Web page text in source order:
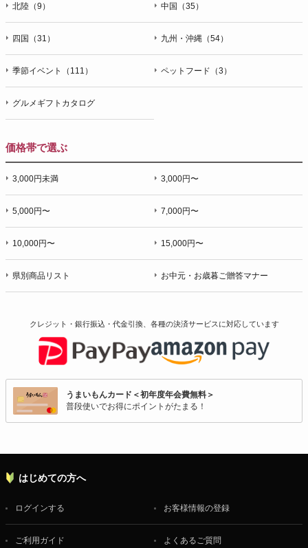
北陸（9） 中国（35）
四国（31） 九州・沖縄（54）
季節イベント（111） ペットフード（3）
グルメギフトカタログ
価格帯で選ぶ
3,000円未満 3,000円〜
5,000円〜 7,000円〜
10,000円〜 15,000円〜
県別商品リスト お中元・お歳暮ご贈答マナー
クレジット・銀行振込・代金引換、各種の決済サービスに対応しています
うまいもんカード＜初年度年会費無料＞
普段使いでお得にポイントがたまる！
はじめての方へ
ログインする お客様情報の登録
ご利用ガイド よくあるご質問